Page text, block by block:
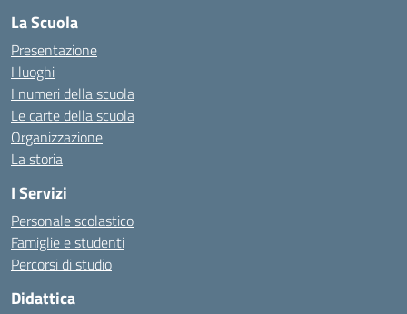
La Scuola
Presentazione
I luoghi
I numeri della scuola
Le carte della scuola
Organizzazione
La storia
I Servizi
Personale scolastico
Famiglie e studenti
Percorsi di studio
Didattica